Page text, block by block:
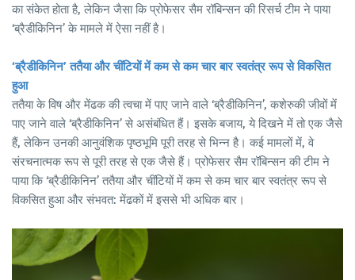
का संकेत होता है, लेकिन जैसा कि प्रोफेसर सैम रॉबिन्सन की रिसर्च टीम ने पाया
‘ब्रैडीकिनिन’ के मामले में ऐसा नहीं है।
‘ब्रैडीकिनिन’ ततैया और चींटियों में कम से कम चार बार स्वतंत्र रूप से विकसित
हुआ
ततैया के विष और मेंढक की त्वचा में पाए जाने वाले ‘ब्रैडीकिनिन’, कशेरुकी जीवों में
पाए जाने वाले ‘ब्रैडीकिनिन’ से असंबंधित हैं। इसके बजाय, ये दिखने में तो एक जैसे
हैं, लेकिन उनकी आनुवंशिक पृष्ठभूमि पूरी तरह से भिन्न है। कई मामलों में, वे
संरचनात्मक रूप से पूरी तरह से एक जैसे हैं। प्रोफेसर सैम रॉबिन्सन की टीम ने
पाया कि ‘ब्रैडीकिनिन’ ततैया और चींटियों में कम से कम चार बार स्वतंत्र रूप से
विकसित हुआ और संभवत: मेंढकों में इससे भी अधिक बार।